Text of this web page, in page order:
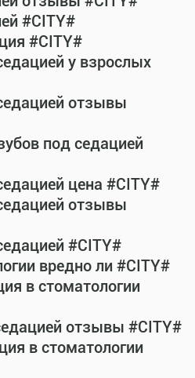
#CITY#
#CITY#
у взрослых
отзывы
под седацией
цена #CITY#
отзывы
#CITY#
вредно ли #CITY#
в стоматологии
отзывы #CITY#
в стоматологии